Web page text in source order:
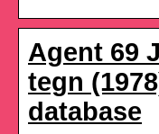
Agent 69
tegn
database